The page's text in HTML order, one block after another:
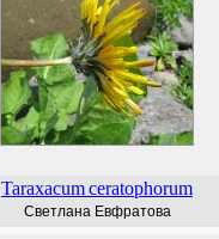
Taraxacumceratophorum
Светлана Евфратова